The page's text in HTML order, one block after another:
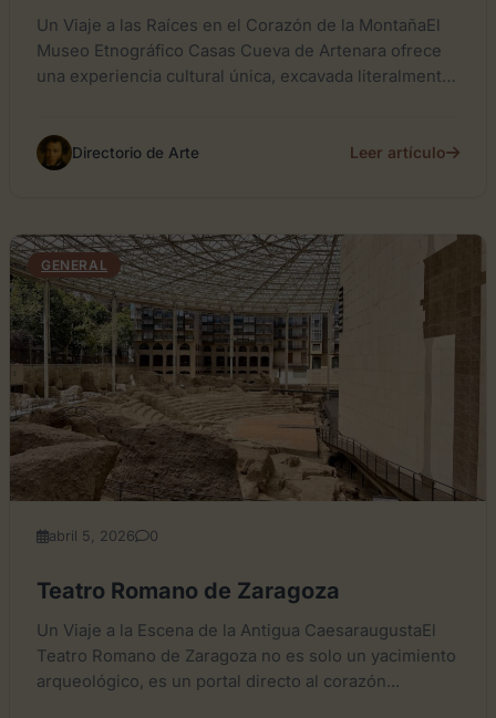
Un Viaje a las Raíces en el Corazón de la MontañaEl
Museo Etnográfico Casas Cueva de Artenara ofrece
una experiencia cultural única, excavada literalmente
Directorio de Arte Leer artículo
GENERAL
abril 5, 2026 0
Teatro Romano de Zaragoza
Un Viaje a la Escena de la Antigua CaesaraugustaEl
Teatro Romano de Zaragoza no es solo un yacimiento
arqueológico, es un portal directo al corazón...